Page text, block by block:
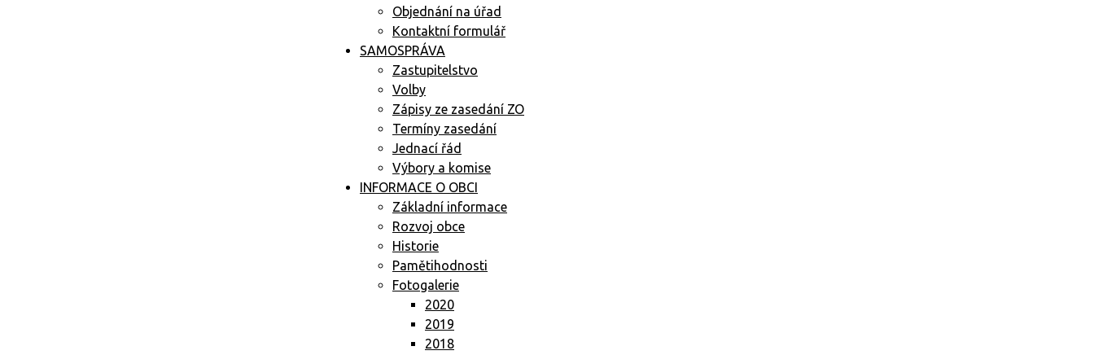
Objednání na úřad
Kontaktní formulář
SAMOSPRÁVA
Zastupitelstvo
Volby
Zápisy ze zasedání ZO
Termíny zasedání
Jednací řád
Výbory a komise
INFORMACE O OBCI
Základní informace
Rozvoj obce
Historie
Pamětihodnosti
Fotogalerie
2020
2019
2018